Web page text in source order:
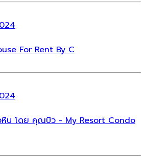
For Rent By C
หิน โดย คุณบิว - My Resort Condo